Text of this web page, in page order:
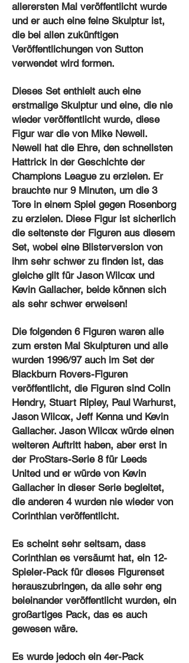
allerersten Mal veröffentlicht wurde
und er auch eine feine Skulptur ist,
die bei allen zukünftigen
Veröffentlichungen von Sutton
verwendet wird formen.
Dieses Set enthielt auch eine
erstmalige Skulptur und eine, die nie
wieder veröffentlicht wurde, diese
Figur war die von Mike Newell.
Newell hat die Ehre, den schnellsten
Hattrick in der Geschichte der
Champions League zu erzielen. Er
brauchte nur 9 Minuten, um die 3
Tore in einem Spiel gegen Rosenborg
zu erzielen. Diese Figur ist sicherlich
die seltenste der Figuren aus diesem
Set, wobei eine Blisterversion von
ihm sehr schwer zu finden ist, das
gleiche gilt für Jason Wilcox und
Kevin Gallacher, beide können sich
als sehr schwer erweisen!
Die folgenden 6 Figuren waren alle
zum ersten Mal Skulpturen und alle
wurden 1996/97 auch im Set der
Blackburn Rovers-Figuren
veröffentlicht, die Figuren sind Colin
Hendry, Stuart Ripley, Paul Warhurst,
Jason Wilcox, Jeff Kenna und Kevin
Gallacher. Jason Wilcox würde einen
weiteren Auftritt haben, aber erst in
der ProStars-Serie 8 für Leeds
United und er würde von Kevin
Gallacher in dieser Serie begleitet,
die anderen 4 wurden nie wieder von
Corinthian veröffentlicht.
Es scheint sehr seltsam, dass
Corinthian es versäumt hat, ein 12-
Spieler-Pack für dieses Figurenset
herauszubringen, da alle sehr eng
beieinander veröffentlicht wurden, ein
großartiges Pack, das es auch
gewesen wäre.
Es wurde jedoch ein 4er-Pack